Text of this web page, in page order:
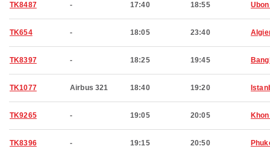
TK8487 - 17:40 18:55
TK654 - 18:05 23:40
TK8397 - 18:25 19:45
TK1077 Airbus 321 18:40 19:20
TK9265 - 19:05 20:05
TK8396 - 19:15 20:50